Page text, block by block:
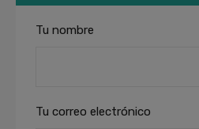
Tu nombre
Tu correo electrónico